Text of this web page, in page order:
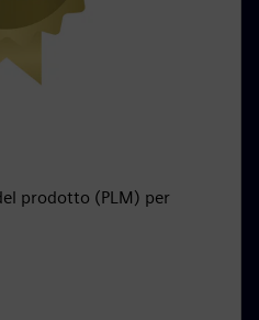
prodotto (PLM) per